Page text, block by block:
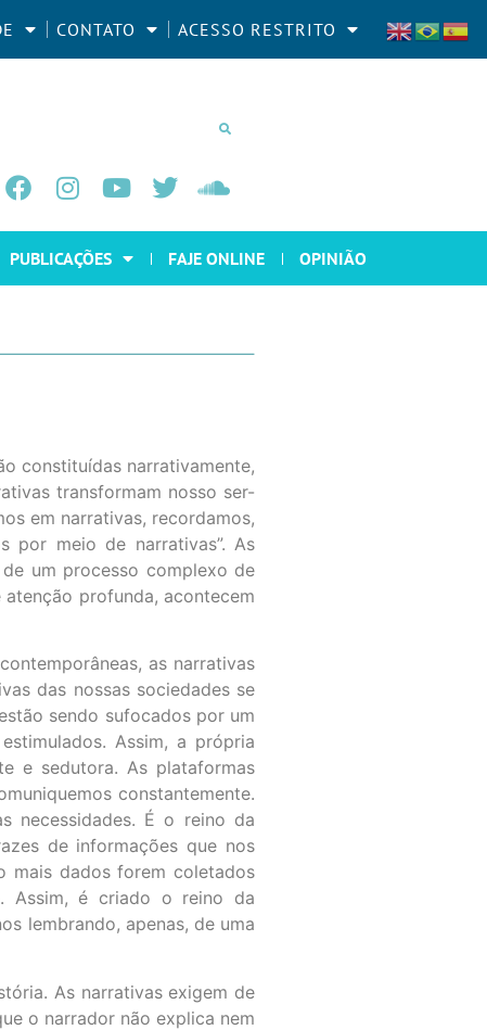
CONTATO ACESSO RESTRITO
PUBLICAÇÕES FAJE ONLINE OPINIÃO
constituídas narrativamente,
transformam nosso ser-
em narrativas, recordamos,
por meio de narrativas”. As
um processo complexo de
profunda, acontecem
as narrativas
das nossas sociedades se
sendo sufocados por um
Assim, a própria
e sedutora. As plataformas
constantemente.
necessidades. É o reino da
de informações que nos
mais dados forem coletados
Assim, é criado o reino da
lembrando, apenas, de uma
As narrativas exigem de
o narrador não explica nem